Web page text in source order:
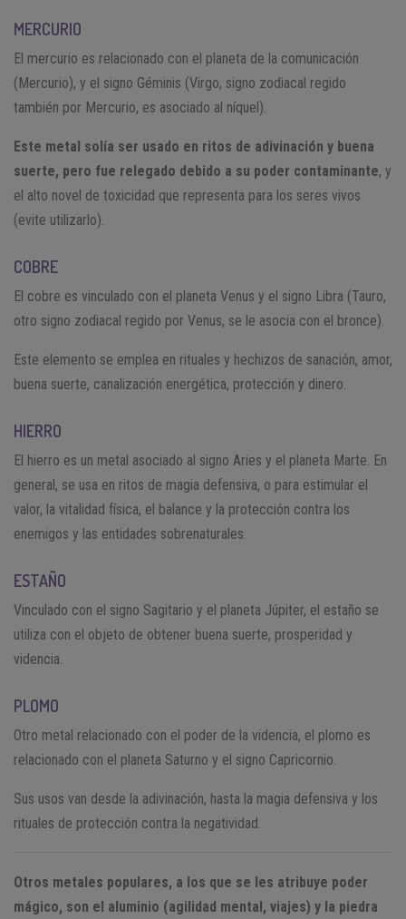
MERCURIO
El mercurio es relacionado con el planeta de la comunicación
(Mercurio), y el signo Géminis (Virgo, signo zodiacal regido
también por Mercurio, es asociado al níquel).
Este metal solía ser usado en ritos de adivinación y buena
suerte, pero fue relegado debido a su poder contaminante, y
el alto novel de toxicidad que representa para los seres vivos
(evite utilizarlo).
COBRE
El cobre es vinculado con el planeta Venus y el signo Libra (Tauro,
otro signo zodiacal regido por Venus, se le asocia con el bronce).
Este elemento se emplea en rituales y hechizos de sanación, amor,
buena suerte, canalización energética, protección y dinero.
HIERRO
El hierro es un metal asociado al signo Aries y el planeta Marte. En
general, se usa en ritos de magia defensiva, o para estimular el
valor, la vitalidad física, el balance y la protección contra los
enemigos y las entidades sobrenaturales.
ESTAÑO
Vinculado con el signo Sagitario y el planeta Júpiter, el estaño se
utiliza con el objeto de obtener buena suerte, prosperidad y
videncia.
PLOMO
Otro metal relacionado con el poder de la videncia, el plomo es
relacionado con el planeta Saturno y el signo Capricornio.
Sus usos van desde la adivinación, hasta la magia defensiva y los
rituales de protección contra la negatividad.
Otros metales populares, a los que se les atribuye poder
mágico, son el aluminio (agilidad mental, viajes) y la piedra